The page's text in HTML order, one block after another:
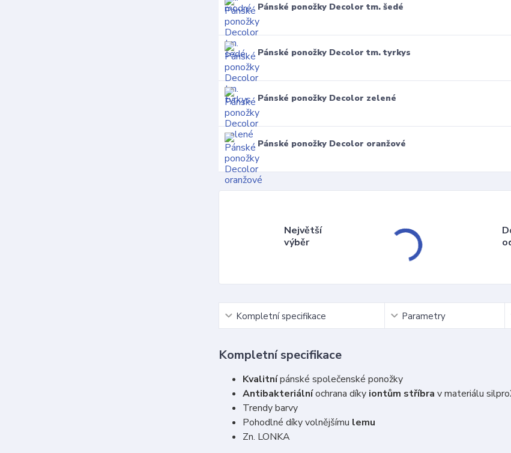
Pánské ponožky Decolor tm. šedé
Pánské ponožky Decolor tm. tyrkys
Pánské ponožky Decolor zelené
Pánské ponožky Decolor oranžové
Největší
výběr
Kompletní specifikace Parametry
Kompletní specifikace
Kvalitnípánské společenské ponožky
Antibakteriálníochrana díky iontům stříbra v materiálu
Trendy barvy
Pohodlné díky volnějšímu lemu
Zn. LONKA